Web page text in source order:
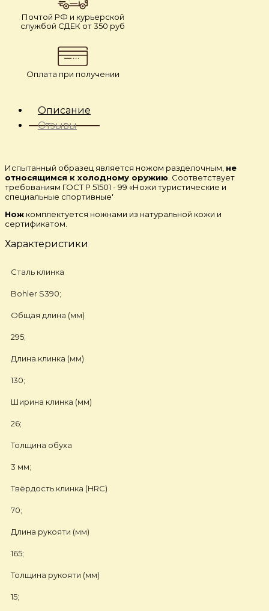
Почтой РФ и курьерской
службой СДЕК от 350 руб
Оплата при получении
Описание
Отзывы
Испытанный образец является ножом разделочным, не
относящимся к холодному оружию. Соответствует
требованиям ГОСТ Р 51501 - 99 «Ножи туристические и
специальные спортивные'
Нож комплектуется ножнами из натуральной кожи и
сертификатом.
Характеристики
Сталь клинка
Bohler S390;
Общая длина (мм)
295;
Длина клинка (мм)
130;
Ширина клинка (мм)
26;
Толщина обуха
3 мм;
Твёрдость клинка (HRC)
70;
Длина рукояти (мм)
165;
Толщина рукояти (мм)
15;